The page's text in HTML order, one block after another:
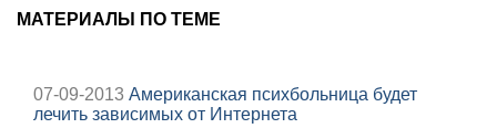
МАТЕРИАЛЫ ПО ТЕМЕ
07-09-2013 Американская психбольница будет
лечить зависимых от Интернета